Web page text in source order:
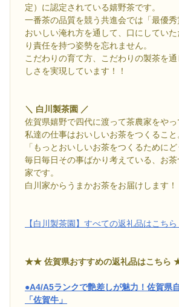
定）に認定されている嬉野茶です。
一番茶の品質を競う共進会では「最優秀
おいしい淹れ方を通して、口にしてい
り責任を持つ姿勢を忘れません。
こだわりの育て方、こだわりの製茶を
しさを実現しています！！
＼ 白川製茶園 ／
佐賀県嬉野で四代に渡って茶農家をやっ
私達の仕事はおいしいお茶をつくること
「もっとおいしいお茶をつくるためにど
毎日毎日その事ばかり考えている、お
家です。
白川家からうまかお茶をお届けします！
【白川製茶園】すべての返礼品はこちら
★★ 佐賀県おすすめの返礼品はこち
●A4/A5ランクで艶差しが魅力！佐賀県
「佐賀牛」